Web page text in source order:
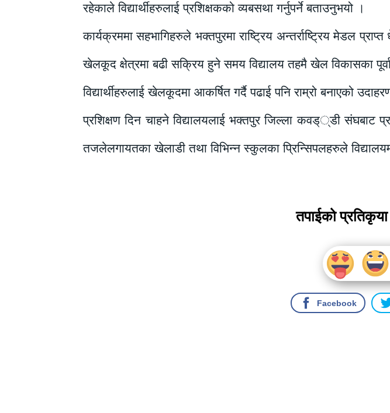
रहेकाले विद्यार्थीहरुलाई प्रशिक्षकको व्यबसथा गर्नुपर्ने बताउनुभयो ।
कार्यक्रममा सहभागिहरुले भक्तपुरमा राष्ट्रिय अन्तर्राष्ट्रिय मेडल
खेलकूद क्षेत्रमा बढी सक्रिय हुने समय विद्यालय तहमै खेल विकासका
विद्यार्थीहरुलाई खेलकूदमा आकर्षित गर्दै पढाई पनि राम्रो बनाएको
प्रशिक्षण दिन चाहने विद्यालयलाई भक्तपुर जिल्ला कवड््डी संघबाट
तजलेलगायतका खेलाडी तथा विभिन्न स्कुलका प्रिन्सिपलहरुले
तपाईको
Facebook